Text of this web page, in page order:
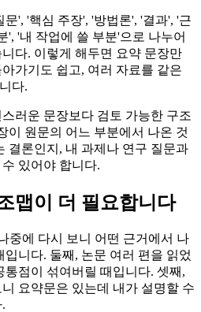
', '핵심 주장', '방법론', '결과', '근
', '내 작업에 쓸 부분'으로 나누어
다. 이렇게 해두면 요약 문장만
가기도 쉽고, 여러 자료를 같은
다.
러운 문장보다 검토 가능한 구조
이 원문의 어느 부분에서 나온 것
결론인지, 내 과제나 연구 질문과
있어야 합니다.
맵이 더 필요합니다
중에 다시 보니 어떤 근거에서 나
니다. 둘째, 논문 여러 편을 읽었
점이 섞여버릴 때입니다. 셋째,
요약문은 있는데 내가 설명할 수